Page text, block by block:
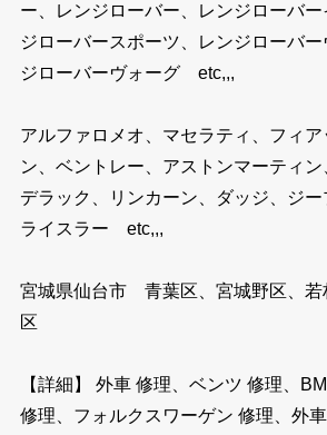
ー、レンジローバー、レンジローバ
ジローバースポーツ、レンジローバ
ジローバーヴォーグ etc,,,
アルファロメオ、マセラティ、フィ
ン、ベントレー、アストンマーティ
デラック、リンカーン、ダッジ、ジ
ライスラー etc,,,
宮城県仙台市 青葉区、宮城野区、若
区
【詳細】 外車 修理、ベンツ 修理、
修理、フォルクスワーゲン 修理、外